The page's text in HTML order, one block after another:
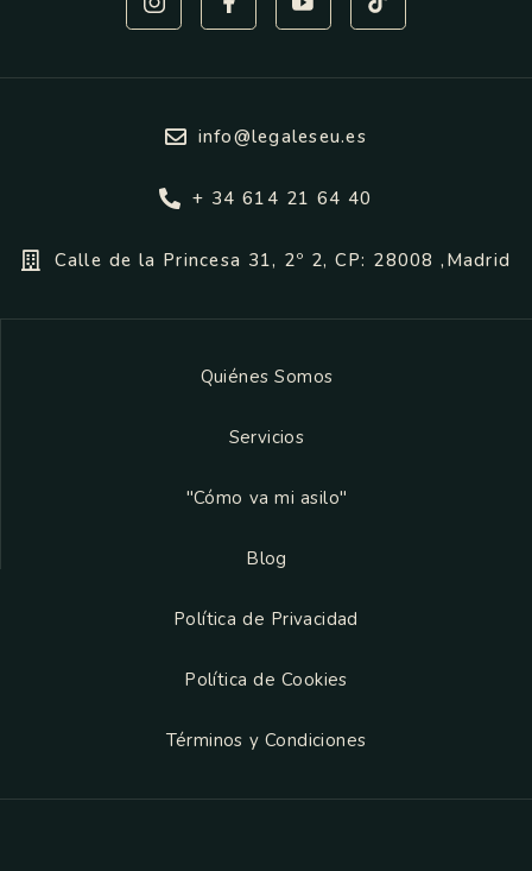
info@legaleseu.es
+ 34 614 21 64 40
Calle de la Princesa 31, 2º 2, CP: 28008 ,Madrid
Quiénes Somos
Servicios
"Cómo va mi asilo"
Blog
Política de Privacidad
Política de Cookies
Términos y Condiciones